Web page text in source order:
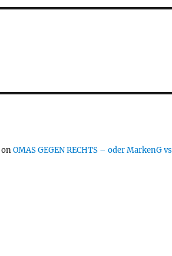
onOMAS GEGEN RECHTS – oder MarkenG vs